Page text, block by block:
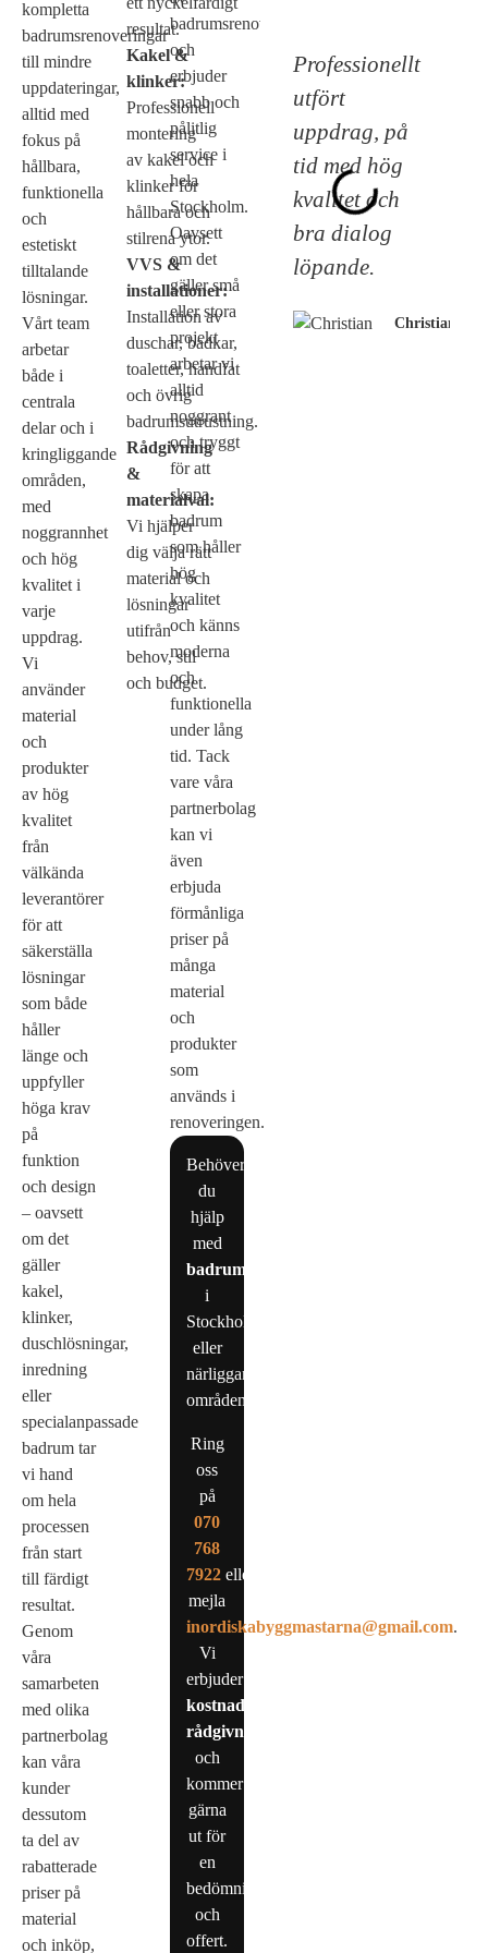
kompletta
badrumsrenoveringar
till mindre
uppdateringar,
alltid med
fokus på
hållbara,
funktionella
och
estetiskt
tilltalande
lösningar.
Vårt team
arbetar
både i
centrala
delar och i
kringliggande
områden,
med
noggrannhet
och hög
kvalitet i
varje
uppdrag.
Vi
använder
material
och
produkter
av hög
kvalitet
från
välkända
leverantörer
för att
säkerställa
lösningar
som både
håller
länge och
uppfyller
höga krav
på
funktion
och design
– oavsett
om det
gäller
kakel,
klinker,
duschlösningar,
inredning
eller
specialanpassade
badrum tar
vi hand
om hela
processen
från start
till färdigt
resultat.
Genom
våra
samarbeten
med olika
partnerbolag
kan våra
kunder
dessutom
ta del av
rabatterade
priser på
material
och inköp,
resultat.
Kakel &
klinker:
Professionell
montering
av kakel och
klinker för
hållbara och
stilrena ytor.
VVS &
installationer:
Installation av
duschar, badkar,
toaletter, handfat
och övrig
badrumsutrustning.
Rådgivning
&
materialval:
Vi hjälper
dig välja rätt
material och
lösningar
utifrån
behov, stil
och budget.
badrumsrenoveringar
och
erbjuder
snabb och
pålitlig
service i
hela
Stockholm.
Oavsett
om det
gäller små
eller stora
projekt
arbetar vi
alltid
noggrant
och tryggt
för att
skapa
badrum
som håller
hög
kvalitet
och känns
moderna
och
funktionella
under lång
tid. Tack
vare våra
partnerbolag
kan vi
även
erbjuda
förmånliga
priser på
många
material
och
produkter
som
används i
renoveringen.
Behöver
du
hjälp
med
badrumsrenovering
i
Stockholm
eller
närliggande
områden?
Ring
oss
på
070
768
7922 eller
mejla
inordiskabyggmastarna@gmail.com.
Vi
erbjuder
kostnadsfri
rådgivning
och
kommer
gärna
ut för
en
bedömning
och
offert.
Professionellt
utfört
uppdrag, på
tid med hög
kvalitet och
bra dialog
löpande.
Christian